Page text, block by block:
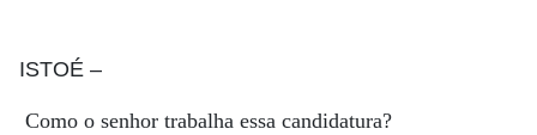
ISTOÉ –
Como o senhor trabalha essa candidatura?